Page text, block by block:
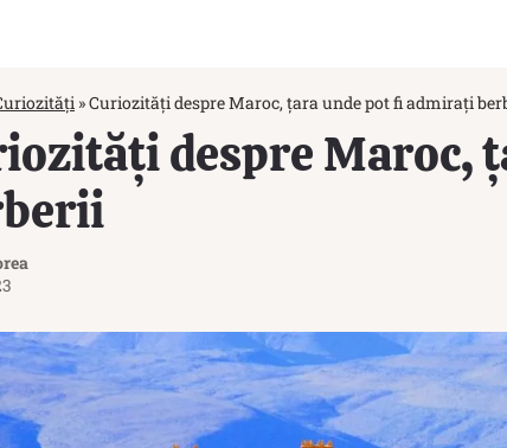
»Curiozități despre Maroc, țara unde pot fi admirați
despre Maroc,